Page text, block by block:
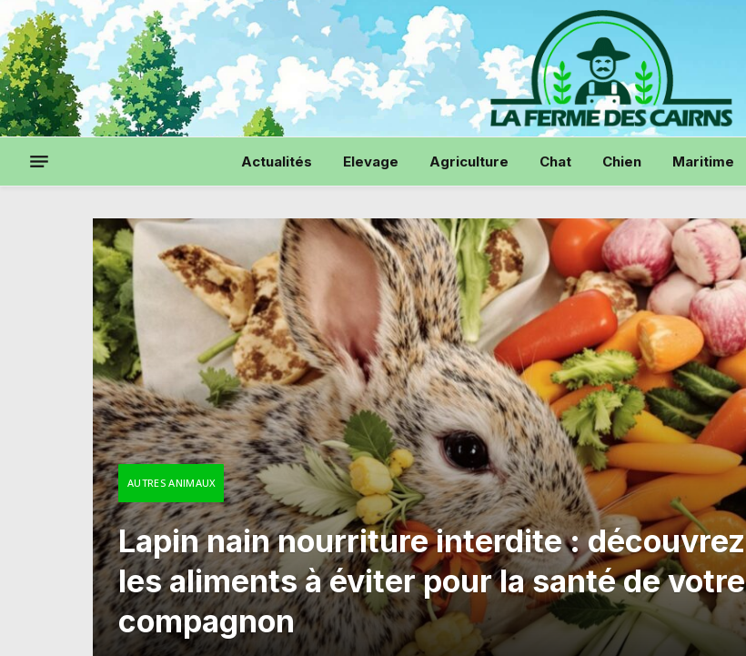
Actualités Elevage Agriculture Chat Chien Maritime
AUTRES ANIMAUX
Lapin nain nourriture interdite : découvrez
les aliments à éviter pour la santé de votre
compagnon